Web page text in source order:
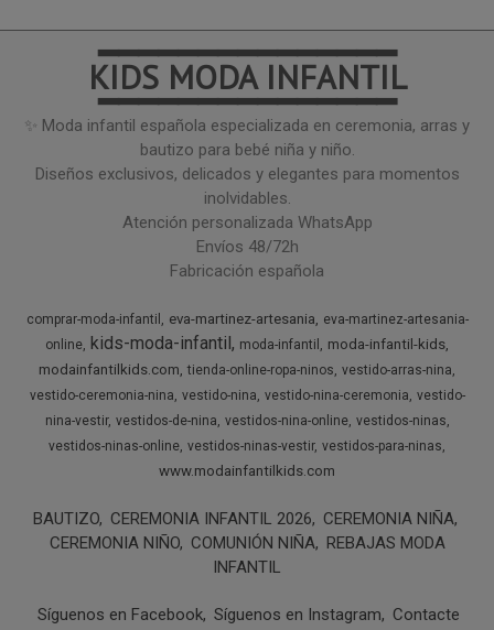
━━━━━━━━━━━━━━━
KIDS MODA INFANTIL
━━━━━━━━━━━━━━━
✨ Moda infantil española especializada en ceremonia, arras y
bautizo para bebé niña y niño.
Diseños exclusivos, delicados y elegantes para momentos
inolvidables.
Atención personalizada WhatsApp
Envíos 48/72h
Fabricación española
comprar-moda-infantil eva-martinez-artesania
eva-martinez-artesania-
online kids-moda-infantil moda-infantil
moda-infantil-kids
modainfantilkids.com tienda-online-ropa-ninos vestido-arras-nina
vestido-ceremonia-nina vestido-nina vestido-nina-ceremonia vestido-
nina-vestir vestidos-de-nina vestidos-nina-online vestidos-ninas
vestidos-ninas-online vestidos-ninas-vestir vestidos-para-ninas
www.modainfantilkids.com
BAUTIZO CEREMONIA INFANTIL 2026
CEREMONIA NIÑA
CEREMONIA NIÑO COMUNIÓN NIÑA REBAJAS MODA
INFANTIL
Síguenos en Facebook Síguenos en Instagram
Contacte